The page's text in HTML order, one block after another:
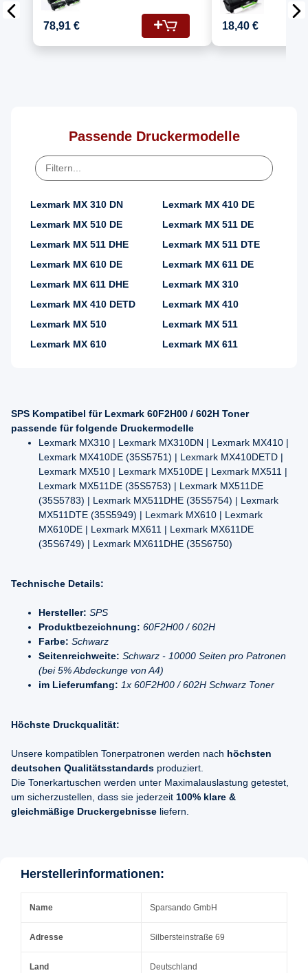
Lexmark MX 610
(60F2H00/602H) Toner
Schwarz
78,91 €
Kit
18,40 €
Passende Druckermodelle
Lexmark MX 310 DN
Lexmark MX 410 DE
Lexmark MX 510 DE
Lexmark MX 511 DE
Lexmark MX 511 DHE
Lexmark MX 511 DTE
Lexmark MX 610 DE
Lexmark MX 611 DE
Lexmark MX 611 DHE
Lexmark MX 310
Lexmark MX 410 DETD
Lexmark MX 410
Lexmark MX 510
Lexmark MX 511
Lexmark MX 610
Lexmark MX 611
SPS Kompatibel für Lexmark 60F2H00 / 602H Toner
passende für folgende Druckermodelle
Lexmark MX310 | Lexmark MX310DN | Lexmark MX410 |
Lexmark MX410DE (35S5751) | Lexmark MX410DETD |
Lexmark MX510 | Lexmark MX510DE | Lexmark MX511 |
Lexmark MX511DE (35S5753) | Lexmark MX511DE
(35S5783) | Lexmark MX511DHE (35S5754) | Lexmark
MX511DTE (35S5949) | Lexmark MX610 | Lexmark
MX610DE | Lexmark MX611 | Lexmark MX611DE
(35S6749) | Lexmark MX611DHE (35S6750)
Technische Details:
Hersteller: SPS
Produktbezeichnung: 60F2H00 / 602H
Farbe: Schwarz
Seitenreichweite: Schwarz - 10000 Seiten pro Patronen
(bei 5% Abdeckunge von A4)
im Lieferumfang: 1x 60F2H00 / 602H Schwarz Toner
Höchste Druckqualität:
Unsere kompatiblen Tonerpatronen werden nach höchsten
deutschen Qualitätsstandards produziert.
Die Tonerkartuschen werden unter Maximalauslastung getestet,
um sicherzustellen, dass sie jederzeit 100% klare &
gleichmäßige Druckergebnisse liefern.
Herstellerinformationen:
Name Sparsando GmbH
Adresse Silbersteinstraße 69
Land Deutschland